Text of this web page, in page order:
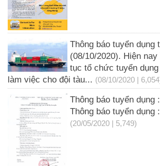
Thông báo tuyển dụng
(08/10/2020). Hiện
tục tổ chức tuyển
làm việc cho đội tàu... (08/10/2020 |
Thông báo tuyển dụng
Thông báo tuyển dụng
(20/05/2020 | 5,749)